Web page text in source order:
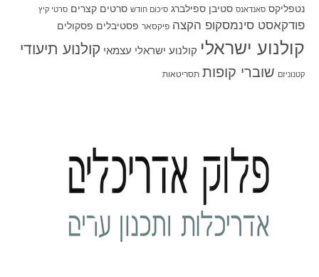
נטפליקס סאנדאנס סטיבן ספילברג סיכום חודש סרטים קצרים סרטי קיץ
פודקאסט סינמסקופ הקצה פיקסאר פסטיבלים פסקולים
קולנוע ישראלי קולנוע ישראלי עצמאי קולנוע תיעודי
קטנוניזם שוברי קופות תסריטאות